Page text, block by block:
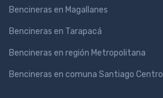
Bencineras en Magallanes
Bencineras en Tarapacá
Bencineras en región Metropolitana
Bencineras en comuna Santiago Centro